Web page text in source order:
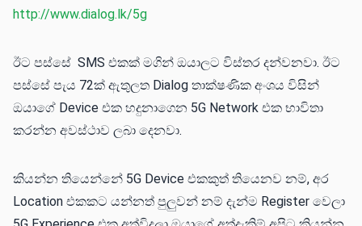
http://www.dialog.lk/5g
ඊට පස්සේ SMS එකක් මගින් ඔයාලට විස්තර දන්වනවා. ඊට
පස්⁣සේ පැය 72ක් ඇතුලත Dialog තාක්ෂණික අංශය විසින්
ඔයාගේ Device එක හදුනාගෙන 5G Network එක භාවිතා
කරන්න අවස්ථාව ලබා දෙනවා.
කියන්න තියෙන්නේ 5G Device එකකුත් තියෙනව නම්, අර
Location එකකට යන්නත් පුලුවන් නම් දැන්ම Register වෙලා